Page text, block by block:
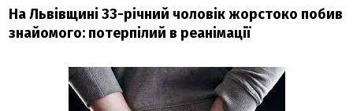
На Львівщині 33-річний чоловік жорстоко побив
знайомого: потерпілий в реанімації